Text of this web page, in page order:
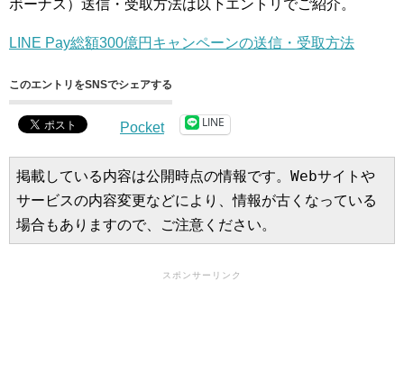
ボーナス）送信・受取方法は以下エントリでご紹介。
LINE Pay総額300億円キャンペーンの送信・受取方法
このエントリをSNSでシェアする
Pocket LINE
掲載している内容は公開時点の情報です。Webサイトや
サービスの内容変更などにより、情報が古くなっている
場合もありますので、ご注意ください。
スポンサーリンク